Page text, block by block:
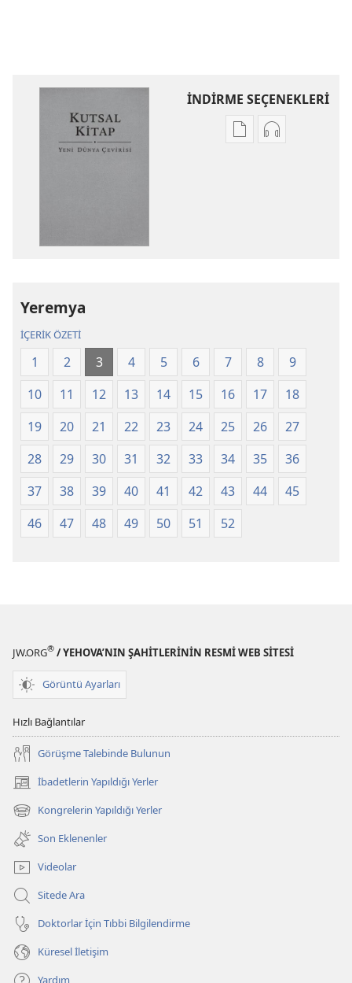
İNDİRME SEÇENEKLERİ
Dijital
Baskı
(2025)
Ses
Baskı
(2025)
Yeremya
İÇERİK ÖZETİ
1 2 3 4 5 6 7 8
9
10
11 12 13 14 15 16 17
18
19
20 21 22 23 24 25 26
27
28
29 30 31 32 33 34 35
36
37
38 39 40 41 42 43 44
45
46
47 48 49 50 51 52
JW.ORG® / YEHOVA’NIN ŞAHİTLERİNİN RESMİ WEB SİTESİ
Görüntü Ayarları
Hızlı Bağlantılar
Görüşme Talebinde Bulunun
İbadetlerin Yapıldığı Yerler
(yeni
pencere
açar)
Kongrelerin Yapıldığı Yerler
(yeni
pencere
açar)
Son Eklenenler
Videolar
Sitede Ara
Doktorlar İçin Tıbbi Bilgilendirme
Küresel İletişim